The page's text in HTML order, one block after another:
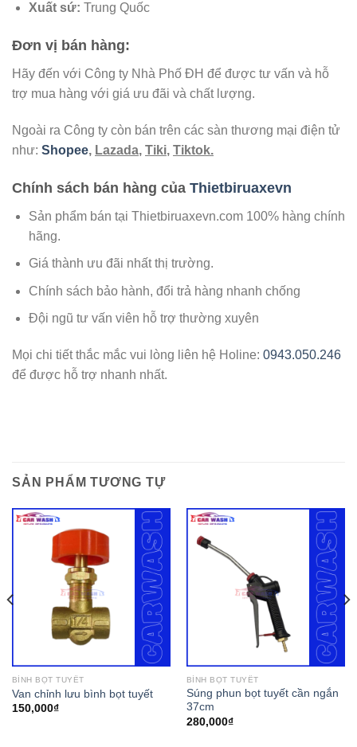
Xuất sứ: Trung Quốc
Đơn vị bán hàng:
Hãy đến với Công ty Nhà Phố ĐH để được tư vấn và hỗ
trợ mua hàng với giá ưu đãi và chất lượng.
Ngoài ra Công ty còn bán trên các sàn thương mại điện tử
như: Shopee, Lazada, Tiki, Tiktok.
Chính sách bán hàng của Thietbiruaxevn
Sản phẩm bán tại Thietbiruaxevn.com 100% hàng chính
hãng.
Giá thành ưu đãi nhất thị trường.
Chính sách bảo hành, đổi trả hàng nhanh chống
Đội ngũ tư vấn viên hỗ trợ thường xuyên
Mọi chi tiết thắc mắc vui lòng liên hệ Holine: 0943.050.246
để được hỗ trợ nhanh nhất.
SẢN PHẨM TƯƠNG TỰ
BÌNH BỌT TUYẾT
Van chỉnh lưu bình bọt tuyết
150,000₫
BÌNH BỌT TUYẾT
Súng phun bọt tuyết cần ngắn
37cm
280,000₫